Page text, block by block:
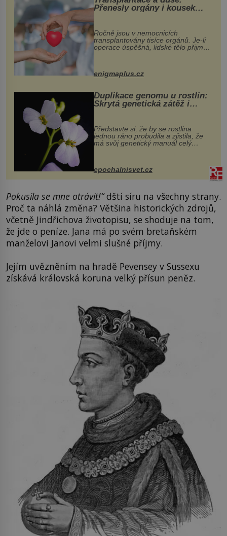
Přenesly orgány i kousek
Ročně jsou v nemocnicích
transplantovány tisíce orgánů. Je-li
operace úspěšná, lidské tělo přijme
enigmaplus.cz
Duplikace genomu u rostlin:
Skrytá genetická zátěž i
Představte si, že by se rostlina
jednou ráno probudila a zjistila, že
má svůj genetický manuál celý
vstupenka...
epochalnisvet.cz
Pokusila se mne otrávit!“dští síru na všechny strany.
Proč ta náhlá změna? Většina historických zdrojů,
včetně Jindřichova životopisu, se shoduje na tom,
že jde o peníze. Jana má po svém bretaňském
manželovi Janovi velmi slušné příjmy.
Jejím uvězněním na hradě Pevensey v Sussexu
získává královská koruna velký přísun peněz.